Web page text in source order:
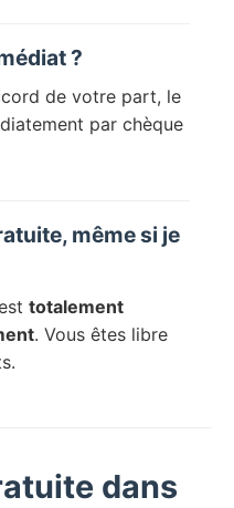
?
de votre part, le
par chèque
même si je
totalement
. Vous êtes libre
dans